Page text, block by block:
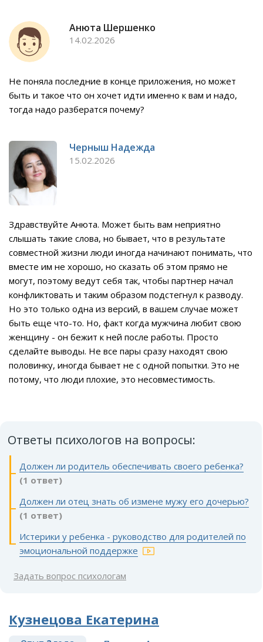
Анюта Шершенко
14.02.2026
Не поняла последние в конце приложения, но может
быть и такое что он хочет идти именно к вам и надо,
тогда надо разбератся почему?
Черныш Надежда
15.02.2026
Здравствуйте Анюта. Может быть вам неприятно
слышать такие слова, но бывает, что в результате
совместной жизни люди иногда начинают понимать, что
вместе им не хорошо, но сказать об этом прямо не
могут, поэтому ведут себя так, чтобы партнер начал
конфликтовать и таким образом подстегнул к разводу.
Но это только одна из версий, в вашем случае может
быть еще что-то. Но, факт когда мужчина любит свою
женщину - он бежит к ней после работы. Просто
сделайте выводы. Не все пары сразу находят свою
половинку, иногда бывает не с одной попытки. Это не
потому, что люди плохие, это несовместимость.
Ответы психологов на вопросы:
Должен ли родитель обеспечивать своего ребенка?
(1 ответ)
Должен ли отец знать об измене мужу его дочерью?
(1 ответ)
Истерики у ребенка - руководство для родителей по
эмоциональной поддержке
Задать вопрос психологам
Кузнецова Екатерина